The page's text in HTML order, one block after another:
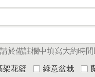
於備註欄中填寫大約時間
架花籃 綠意盆栽